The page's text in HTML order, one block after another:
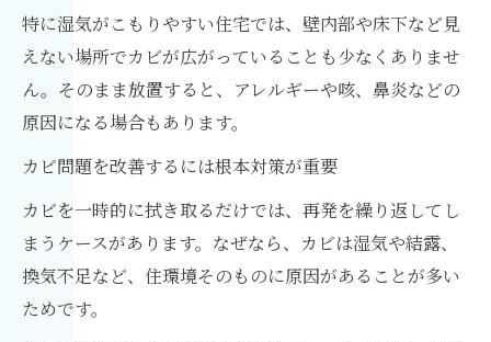
特に湿気がこもりやすい住宅では、壁内部や床下など見
えない場所でカビが広がっていることも少なくありませ
ん。そのまま放置すると、アレルギーや咳、鼻炎などの
原因になる場合もあります。
カビ問題を改善するには根本対策が重要
カビを一時的に拭き取るだけでは、再発を繰り返してし
まうケースがあります。なぜなら、カビは湿気や結露、
換気不足など、住環境そのものに原因があることが多い
ためです。